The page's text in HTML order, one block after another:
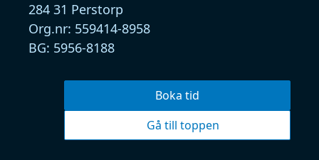
284 31 Perstorp
Org.nr: 559414-8958
BG: 5956-8188
Boka tid
Gå till toppen